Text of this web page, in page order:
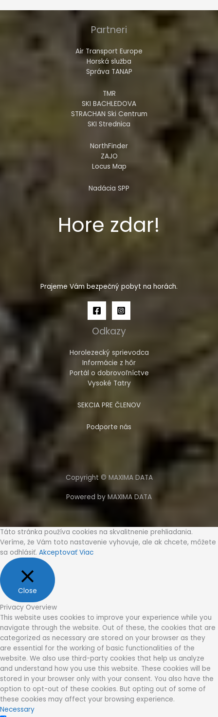
Partneri
Air Transport Europe
Horská služba
Správa TANAP
TMR
SKI BACHLEDOVA
STRACHAN Ski Centrum
SKI Strednica
NorthFinder
ZAJO
Locus Map
Nadácia SPP
Hore zdar!
Prajeme Vám bezpečný pobyt na horách.
Odkazy
Horolezecký sprievodca
Informácie z hôr
Portál o dobrovoľníctve
Vysoké Tatry
SEKCIA PRE ČLENOV
Podporte nás
Copyright © MAXIMA DATA
Powered by MAXIMA DATA
Táto stránka používa cookies na skvalitnenie prehliadania.
Veríme, že Vám toto nastavenie vyhovuje, ale ak chcete, môžete
sa odhlásiť. Akceptovať Viac
Close
Privacy Overview
This website uses cookies to improve your experience while you
navigate through the website. Out of these, the cookies that are
categorized as necessary are stored on your browser as they
are essential for the working of basic functionalities of the
website. We also use third-party cookies that help us analyze
and understand how you use this website. These cookies will be
stored in your browser only with your consent. You also have the
option to opt-out of these cookies. But opting out of some of
these cookies may affect your browsing experience.
Necessary